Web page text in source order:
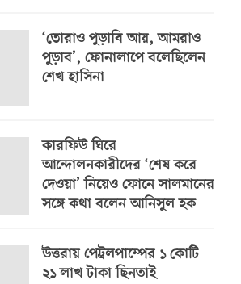
‘তোরাও পুড়াবি আয়, আমরাও
পুড়াব’, ফোনালাপে বলেছিলেন
শেখ হাসিনা
কারফিউ ঘিরে
আন্দোলনকারীদের ‘শেষ করে
দেওয়া’ নিয়েও ফোনে সালমানের
সঙ্গে কথা বলেন আনিসুল হক
উত্তরায় পেট্রলপাম্পের ১ কোটি
২১ লাখ টাকা ছিনতাই